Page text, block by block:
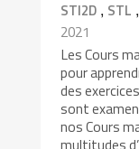
STI2D , STL ,
2021
Les Cours
pour
des
sont
nos Cours